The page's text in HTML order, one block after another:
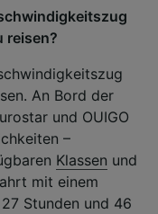
reisen?
An Bord der
und OUIGO
–
Klassen und
mit einem
Stunden und 46